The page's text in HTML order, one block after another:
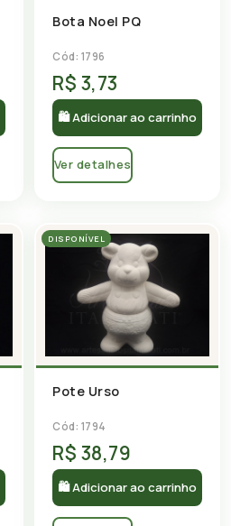
Bota Noel PQ
Cód: 1796
R$ 3,73
🛍 Adicionar ao carrinho
Ver detalhes
DISPONÍVEL
Pote Urso
Cód: 1794
R$ 38,79
🛍 Adicionar ao carrinho